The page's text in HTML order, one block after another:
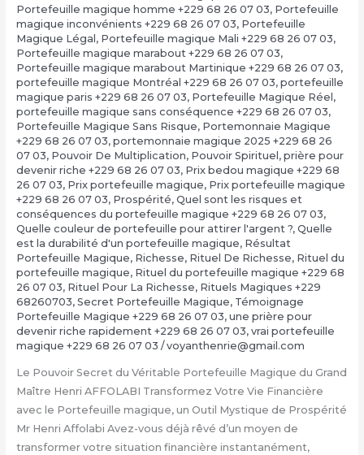
Portefeuille magique homme +229 68 26 07 03, Portefeuille
magique inconvénients +229 68 26 07 03, Portefeuille
Magique Légal, Portefeuille magique Mali +229 68 26 07 03,
Portefeuille magique marabout +229 68 26 07 03,
Portefeuille magique marabout Martinique +229 68 26 07 03,
portefeuille magique Montréal +229 68 26 07 03, portefeuille
magique paris +229 68 26 07 03, Portefeuille Magique Réel,
portefeuille magique sans conséquence +229 68 26 07 03,
Portefeuille Magique Sans Risque, Portemonnaie Magique
+229 68 26 07 03, portemonnaie magique 2025 +229 68 26
07 03, Pouvoir De Multiplication, Pouvoir Spirituel, prière pour
devenir riche +229 68 26 07 03, Prix bedou magique +229 68
26 07 03, Prix portefeuille magique, Prix portefeuille magique
+229 68 26 07 03, Prospérité, Quel sont les risques et
conséquences du portefeuille magique +229 68 26 07 03,
Quelle couleur de portefeuille pour attirer l'argent ?, Quelle
est la durabilité d'un portefeuille magique, Résultat
Portefeuille Magique, Richesse, Rituel De Richesse, Rituel du
portefeuille magique, Rituel du portefeuille magique +229 68
26 07 03, Rituel Pour La Richesse, Rituels Magiques +229
68260703, Secret Portefeuille Magique, Témoignage
Portefeuille Magique +229 68 26 07 03, une prière pour
devenir riche rapidement +229 68 26 07 03, vrai portefeuille
magique +229 68 26 07 03 /voyanthenrie@gmail.com
Le Pouvoir Secret du Véritable Portefeuille Magique du Grand
Maître Henri AFFOLABI Transformez Votre Vie Financière
avec le Portefeuille magique, un Outil Mystique de Prospérité
Mr Henri Affolabi Avez-vous déjà rêvé d’un moyen de
transformer votre situation financière instantanément,